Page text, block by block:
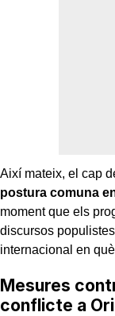
Així mateix, el cap
postura comuna
moment que els
discursos
internacional en
Mesures
conflicte a